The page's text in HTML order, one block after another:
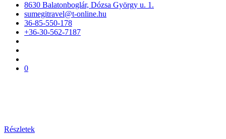
8630 Balatonboglár, Dózsa György u. 1.
sumegitravel@t-online.hu
36-85-550-178
+36-30-562-7187
0
Részletek